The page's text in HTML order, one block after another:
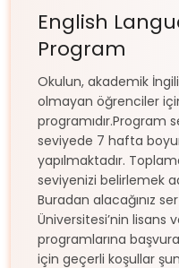
English
Program
Okulun, akademik
olmayan öğrenciler
programıdır.Program
seviyede 7 hafta
yapılmaktadır.
seviyenizi belirlemek
Buradan alacağınız
Üniversitesi’nin lisans
programlarına
için geçerli koşullar